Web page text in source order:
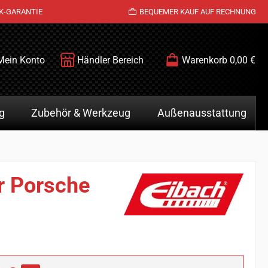
GARANTIE BEQUEMER KAUF AUF RECHNUNG
Konto Händler Bereich Warenkorb 0,00 €
Zubehör & Werkzeug Außenausstattung
Porsche